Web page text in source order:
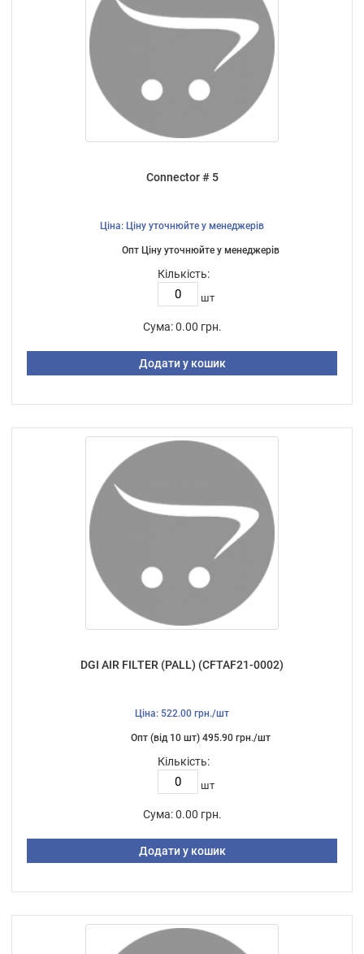
Connector # 5
Ціна: Ціну уточнюйте у менеджерів
Опт Ціну уточнюйте у менеджерів
Кількість:
шт
Сума: 0.00 грн.
Додати у кошик
DGI AIR FILTER (PALL) (CFTAF21-0002)
Ціна: 522.00 грн./шт
Опт (від 10 шт) 495.90 грн./шт
Кількість:
шт
Сума: 0.00 грн.
Додати у кошик